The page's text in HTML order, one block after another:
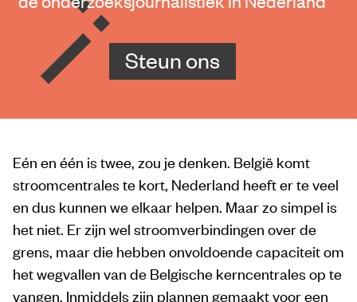
Steun ons
Eén en één is twee, zou je denken. België komt
stroomcentrales te kort, Nederland heeft er te veel
en dus kunnen we elkaar helpen. Maar zo simpel is
het niet. Er zijn wel stroomverbindingen over de
grens, maar die hebben onvoldoende capaciteit om
het wegvallen van de Belgische kerncentrales op te
vangen. Inmiddels zijn plannen gemaakt voor een